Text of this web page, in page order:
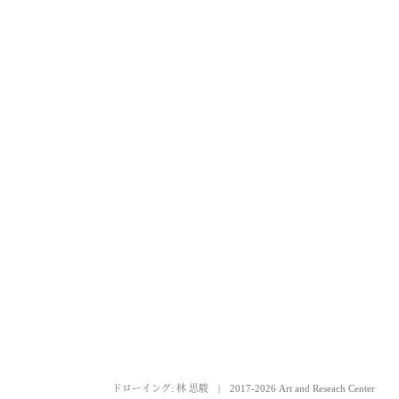
ドローイング: 林 思駿 2017-2026 Art and Reseach Center